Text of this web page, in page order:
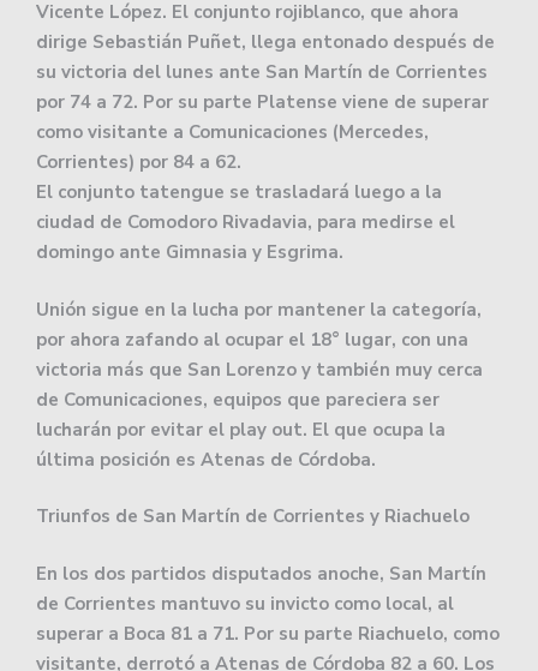
Vicente López. El conjunto rojiblanco, que ahora
dirige Sebastián Puñet, llega entonado después de
su victoria del lunes ante San Martín de Corrientes
por 74 a 72. Por su parte Platense viene de superar
como visitante a Comunicaciones (Mercedes,
Corrientes) por 84 a 62.
El conjunto tatengue se trasladará luego a la
ciudad de Comodoro Rivadavia, para medirse el
domingo ante Gimnasia y Esgrima.
Unión sigue en la lucha por mantener la categoría,
por ahora zafando al ocupar el 18° lugar, con una
victoria más que San Lorenzo y también muy cerca
de Comunicaciones, equipos que pareciera ser
lucharán por evitar el play out. El que ocupa la
última posición es Atenas de Córdoba.
Triunfos de San Martín de Corrientes y Riachuelo
En los dos partidos disputados anoche, San Martín
de Corrientes mantuvo su invicto como local, al
superar a Boca 81 a 71. Por su parte Riachuelo, como
visitante, derrotó a Atenas de Córdoba 82 a 60. Los